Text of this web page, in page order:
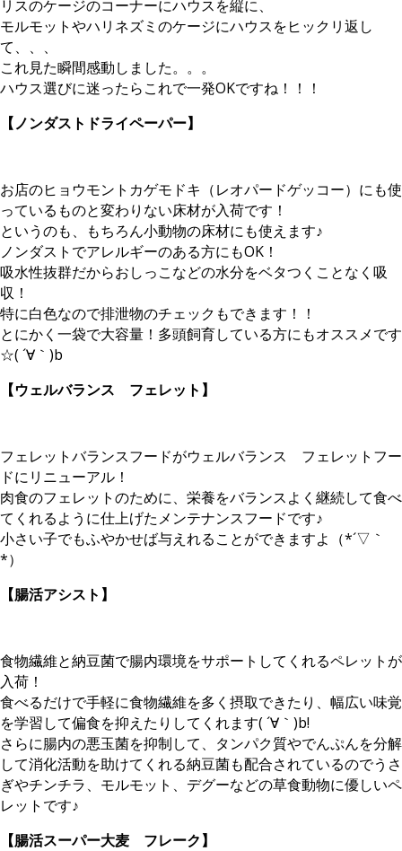
リスのケージのコーナーにハウスを縦に、
モルモットやハリネズミのケージにハウスをヒックリ返し
て、、、
これ見た瞬間感動しました。。。
ハウス選びに迷ったらこれで一発OKですね！！！
【ノンダストドライペーパー】
お店のヒョウモントカゲモドキ（レオパードゲッコー）にも使
っているものと変わりない床材が入荷です！
というのも、もちろん小動物の床材にも使えます♪
ノンダストでアレルギーのある方にもOK！
吸水性抜群だからおしっこなどの水分をベタつくことなく吸
収！
特に白色なので排泄物のチェックもできます！！
とにかく一袋で大容量！多頭飼育している方にもオススメです
☆( ´∀｀)b
【ウェルバランス フェレット】
フェレットバランスフードがウェルバランス フェレットフー
ドにリニューアル！
肉食のフェレットのために、栄養をバランスよく継続して食べ
てくれるように仕上げたメンテナンスフードです♪
小さい子でもふやかせば与えれることができますよ（*´▽｀
*）
【腸活アシスト】
食物繊維と納豆菌で腸内環境をサポートしてくれるペレットが
入荷！
食べるだけで手軽に食物繊維を多く摂取できたり、幅広い味覚
を学習して偏食を抑えたりしてくれます( ´∀｀)b!
さらに腸内の悪玉菌を抑制して、タンパク質やでんぷんを分解
して消化活動を助けてくれる納豆菌も配合されているのでうさ
ぎやチンチラ、モルモット、デグーなどの草食動物に優しいペ
レットです♪
【腸活スーパー大麦 フレーク】